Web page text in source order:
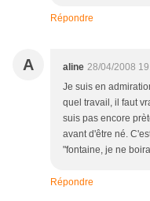
Répondre
A aline 28/04/2008
Je suis en
quel travail, il faut
suis pas encore
avant d'être né.
"fontaine, je ne
Répondre